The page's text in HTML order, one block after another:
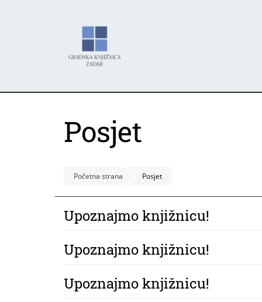
Posjet
Početna strana Posjet
Upoznajmo knjižnicu!
Upoznajmo knjižnicu!
Upoznajmo knjižnicu!